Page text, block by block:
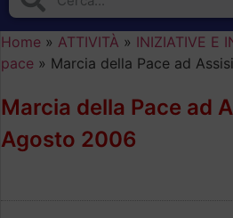
Home » ATTIVITÀ » INIZIATIVE E
pace » Marcia della Pace ad
Marcia della Pace ad
Agosto 2006